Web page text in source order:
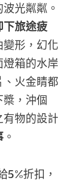
光粼粼。
下旅途疲
變形，幻化
箱的水岸
、火金睛都
槳，沖個
物的設計
。
5%折扣，